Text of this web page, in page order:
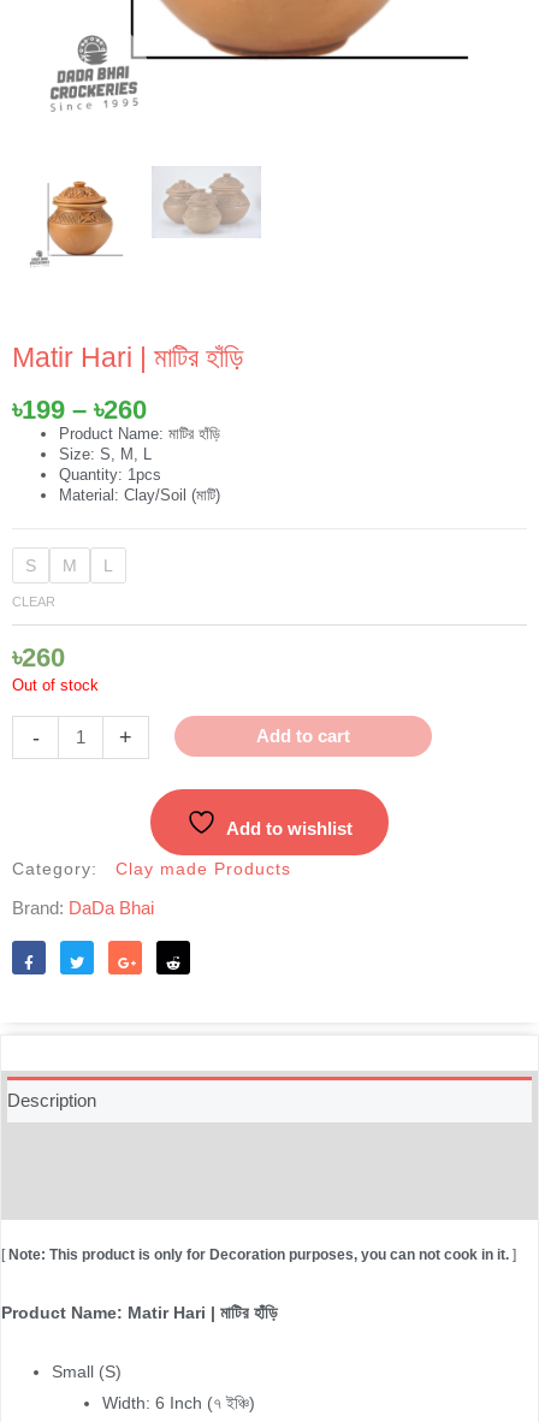
Matir Hari | মাটির হাঁড়ি
৳199 – ৳260Price
range:
৳199
through
Product Name: মাটির হাঁড়ি
Size: S, M, L
Quantity: 1pcs
Material: Clay/Soil (মাটি)
S M L
CLEAR
৳260
Out of stock
-
Matir
Hari
|
হাঁড়ি
quantity
+ Add to cart
Add to wishlist
Category: Clay made Products
Brand: DaDa Bhai
Description
[Note: This product is only for Decoration purposes, you can not cook in it. ]
Product Name: Matir Hari | মাটির হাঁড়ি
Small (S)
Width: 6 Inch (৭ ইঞ্চি)